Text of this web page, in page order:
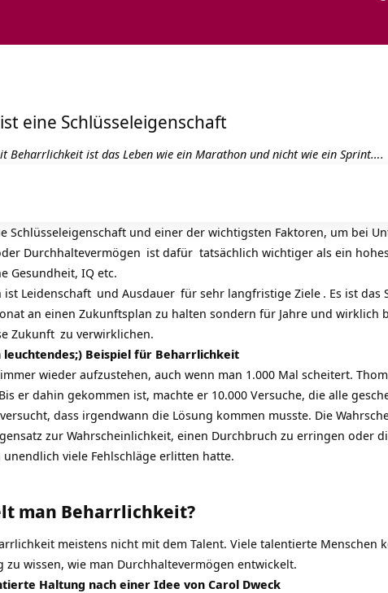
eine Schlüsseleigenschaft
Beharrlichkeit ist das Leben wie ein Marathon und nicht wie ein Sprint….
Schlüsseleigenschaft und einer der wichtigsten Faktoren, um bei
Durchhaltevermögen ist dafür tatsächlich wichtiger als ein
Gesundheit, IQ etc.
ist Leidenschaft und Ausdauer für sehr langfristige Ziele . Es ist
an einen Zukunftsplan zu halten sondern für Jahre und
Zukunft zu verwirklichen.
leuchtendes;) Beispiel für Beharrlichkeit
wieder aufzustehen, auch wenn man 1.000 Mal scheitert.
er dahin gekommen ist, machte er 10.000 Versuche, die alle
dass irgendwann die Lösung kommen musste. Die
zur Wahrscheinlichkeit, einen Durchbruch zu erringen oder
viele Fehlschläge erlitten hatte.
man Beharrlichkeit?
meistens nicht mit dem Talent. Viele talentierte Menschen
zu wissen, wie man Durchhaltevermögen entwickelt.
Haltung nach einer Idee von Carol Dweck